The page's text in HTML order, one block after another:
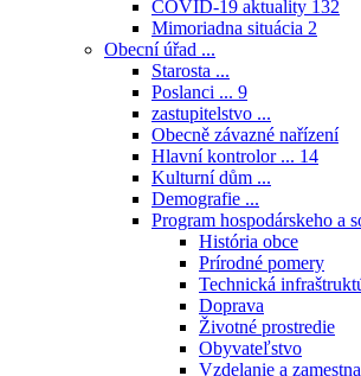
COVID-19 aktuality 132
Mimoriadna situácia 2
Obecní úřad ...
Starosta ...
Poslanci ... 9
zastupitelstvo ...
Obecně závazné nařízení
Hlavní kontrolor ... 14
Kulturní dům ...
Demografie ...
Program hospodárskeho a
História obce
Prírodné pomery
Technická
Doprava
Životné prostredie
Obyvateľstvo
Vzdelanie a